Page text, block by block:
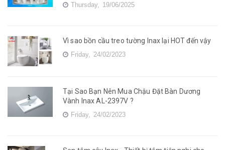
Thursday, 19/06/2025
Vì sao bồn cầu treo tường Inax lại HOT đến vậy
Friday, 24/02/2023
Tại Sao Bạn Nên Mua Chậu Đặt Bàn Dương
Vành Inax AL-2397V ?
Friday, 24/02/2023